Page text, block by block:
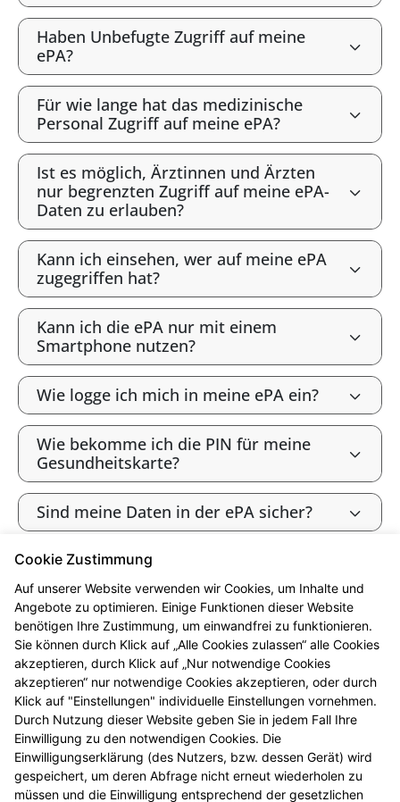
Haben Unbefugte Zugriff auf meine
ePA?
Für wie lange hat das medizinische
Personal Zugriff auf meine ePA?
Ist es möglich, Ärztinnen und Ärzten
nur begrenzten Zugriff auf meine ePA-
Daten zu erlauben?
Kann ich einsehen, wer auf meine ePA
zugegriffen hat?
Kann ich die ePA nur mit einem
Smartphone nutzen?
Wie logge ich mich in meine ePA ein?
Wie bekomme ich die PIN für meine
Gesundheitskarte?
Sind meine Daten in der ePA sicher?
Bin ich als gesetzlich Versicherte:r
verpflichtet, die ePA zu nutzen?
Wie widerspreche ich der ePA („Opt-
out“)?
Werden meine Gesundheitsdaten zu
Forschungszwecken genutzt?
Kann ich die ePA nutzen, ohne meine
Daten zu Forschungszwecken
Cookie Zustimmung
Auf unserer Website verwenden wir Cookies, um Inhalte und
Angebote zu optimieren. Einige Funktionen dieser Website
benötigen Ihre Zustimmung, um einwandfrei zu funktionieren.
Sie können durch Klick auf „Alle Cookies zulassen“ alle Cookies
akzeptieren, durch Klick auf „Nur notwendige Cookies
akzeptieren“ nur notwendige Cookies akzeptieren, oder durch
Klick auf "Einstellungen" individuelle Einstellungen vornehmen.
Durch Nutzung dieser Website geben Sie in jedem Fall Ihre
Einwilligung zu den notwendigen Cookies. Die
Einwilligungserklärung (des Nutzers, bzw. dessen Gerät) wird
gespeichert, um deren Abfrage nicht erneut wiederholen zu
müssen und die Einwilligung entsprechend der gesetzlichen